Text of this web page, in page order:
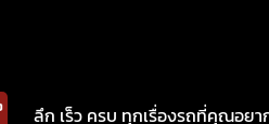
ลึก เร็ว ครบ ทุกเรื่องรถที่คุณอยา